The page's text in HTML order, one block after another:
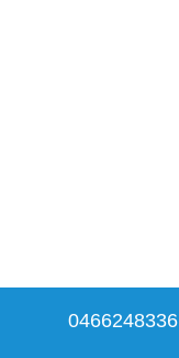
0466248336